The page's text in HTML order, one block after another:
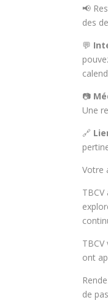
📢
des
💬
📷
Une
🔗
Votre
ont
de